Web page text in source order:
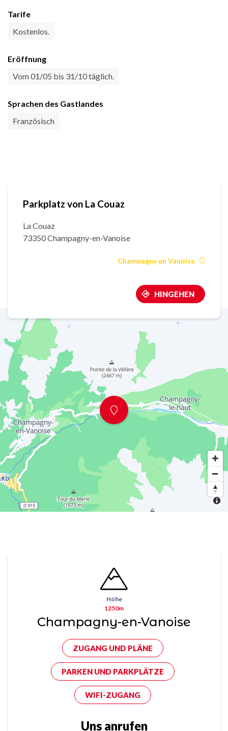
Tarife
Kostenlos.
Eröffnung
Vom 01/05 bis 31/10 täglich.
Sprachen des Gastlandes
Französisch
Parkplatz von La Couaz
La Couaz
73350 Champagny-en-Vanoise
Champagny en Vanoise
HINGEHEN
Höhe
1250m
Champagny-en-Vanoise
ZUGANG UND PLÄNE
PARKEN UND PARKPLÄTZE
WIFI-ZUGANG
Uns anrufen